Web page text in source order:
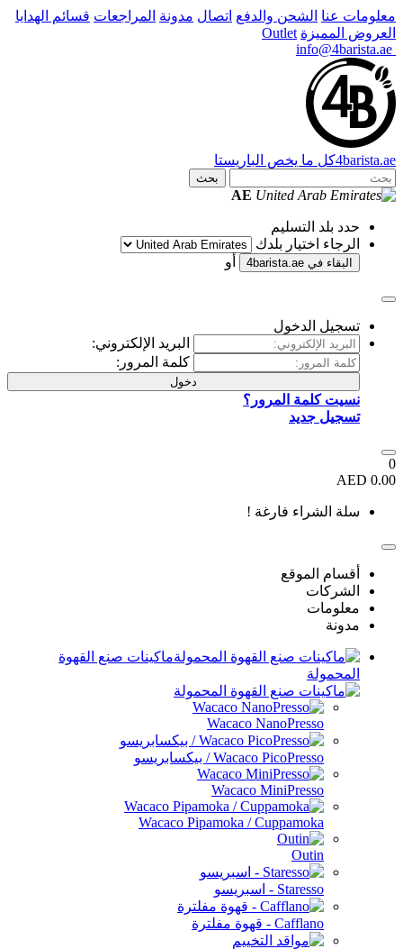
معلومات عنا الشحن والدفع اتصال مدونة المراجعات قسائم الهدايا
العروض المميزة Outlet
4barista.ae كل ما يخص الباريستا
بحث
AE
حدد بلد التسليم
الرجاء اختيار بلدك
البقاء في 4barista.ae أو
تسجيل الدخول
البريد الإلكتروني:
كلمة المرور:
دخول
نسيت كلمة المرور؟
تسجيل جديد
0
0.00 AED
سلة الشراء فارغة !
أقسام الموقع
الشركات
معلومات
مدونة
ماكينات صنع القهوة
المحمولة
Wacaco NanoPresso
Wacaco PicoPresso / بيكسابريسو
Wacaco MiniPresso
Wacaco Pipamoka / Cuppamoka
Outin
Staresso - اسبريسو
Cafflano - قهوة مفلترة